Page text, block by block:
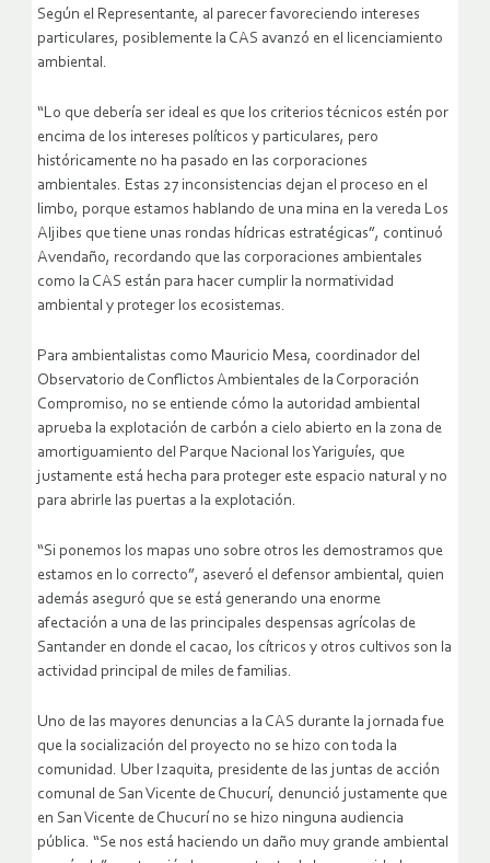
Según el Representante, al parecer favoreciendo intereses
particulares, posiblemente la CAS avanzó en el licenciamiento
ambiental.
“Lo que debería ser ideal es que los criterios técnicos estén por
encima de los intereses políticos y particulares, pero
históricamente no ha pasado en las corporaciones
ambientales. Estas 27 inconsistencias dejan el proceso en el
limbo, porque estamos hablando de una mina en la vereda Los
Aljibes que tiene unas rondas hídricas estratégicas”, continuó
Avendaño, recordando que las corporaciones ambientales
como la CAS están para hacer cumplir la normatividad
ambiental y proteger los ecosistemas.
Para ambientalistas como Mauricio Mesa, coordinador del
Observatorio de Conflictos Ambientales de la Corporación
Compromiso, no se entiende cómo la autoridad ambiental
aprueba la explotación de carbón a cielo abierto en la zona de
amortiguamiento del Parque Nacional los Yariguíes, que
justamente está hecha para proteger este espacio natural y no
para abrirle las puertas a la explotación.
“Si ponemos los mapas uno sobre otros les demostramos que
estamos en lo correcto”, aseveró el defensor ambiental, quien
además aseguró que se está generando una enorme
afectación a una de las principales despensas agrícolas de
Santander en donde el cacao, los cítricos y otros cultivos son la
actividad principal de miles de familias.
Uno de las mayores denuncias a la CAS durante la jornada fue
que la socialización del proyecto no se hizo con toda la
comunidad. Uber Izaquita, presidente de las juntas de acción
comunal de San Vicente de Chucurí, denunció justamente que
en San Vicente de Chucurí no se hizo ninguna audiencia
pública. “Se nos está haciendo un daño muy grande ambiental